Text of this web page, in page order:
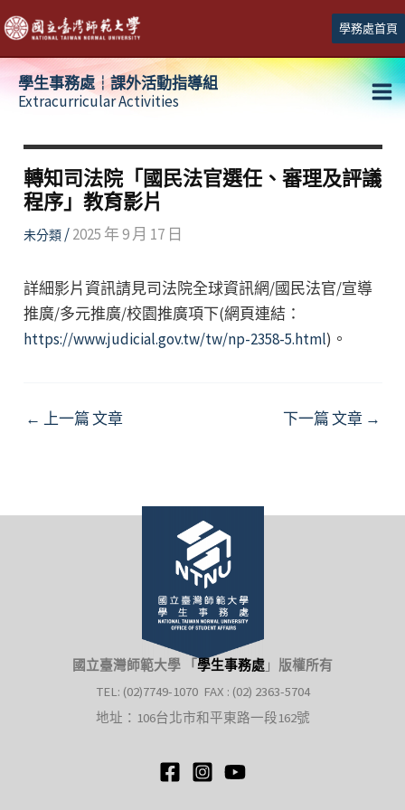
跳
至
主
學務處首頁
學生事務處┆課外活動指導組
Extracurricular Activities
轉知司法院「國民法官選任、審理及評議
程序」教育影片
未分類/2025 年 9 月 17 日
詳細影片資訊請見司法院全球資訊網/國民法官/宣導
推廣/多元推廣/校園推廣項下(網頁連結：
https://www.judicial.gov.tw/tw/np-2358-5.html)。
Post
← 上一篇 文章 下一篇 文章 →
國立臺灣師範大學 「 學生事務處 」 版權所有
TEL: (02)7749-1070 FAX : (02) 2363-5704
地址：106台北市和平東路一段162號